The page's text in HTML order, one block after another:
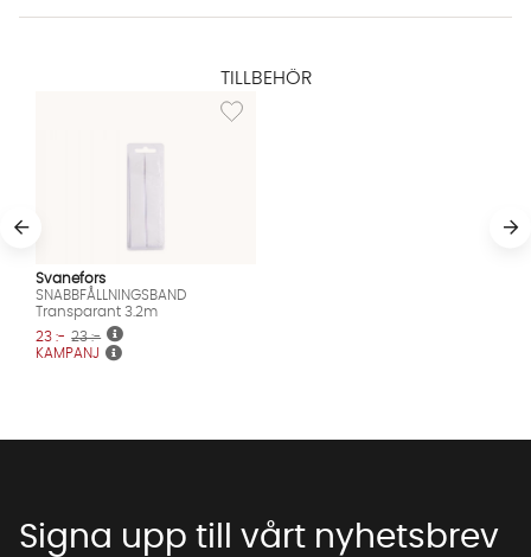
TILLBEHÖR
Lägg till i önskelista:
Svanefors
SNABBFÅLLNINGSBAND
Transparant 3.2m
KAMPANJ
23 :- 23 :-
Signa upp till vårt nyhetsbrev